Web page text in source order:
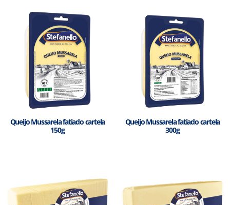
Queijo Mussarela fatiado cartela
150g
Queijo Mussarela fatiado cartela
300g